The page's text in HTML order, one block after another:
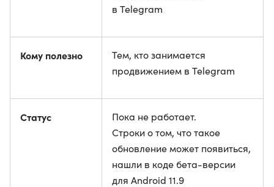
в Telegram
Кому полезно
Тем, кто занимается
продвижением в Telegram
Статус
Пока не работает.
Строки о том, что такое
обновление может появиться,
нашли в коде бета-версии
для Android 11.9